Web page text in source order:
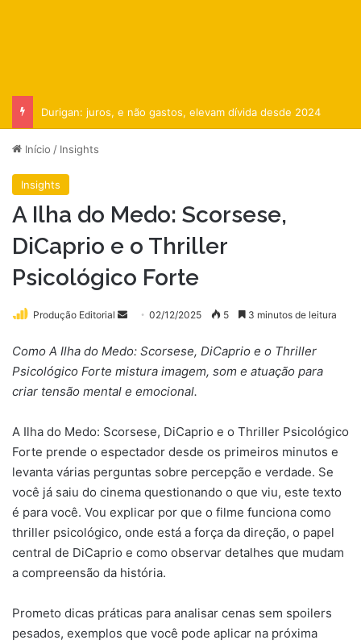
Durigan: juros, e não gastos, elevam dívida desde 2024
Início / Insights
Insights
A Ilha do Medo: Scorsese,
DiCaprio e o Thriller
Psicológico Forte
Produção Editorial
Mande
e-
mail
02/12/2025 5 3 minutos de leitura
Como A Ilha do Medo: Scorsese, DiCaprio e o Thriller
Psicológico Forte mistura imagem, som e atuação para
criar tensão mental e emocional.
A Ilha do Medo: Scorsese, DiCaprio e o Thriller Psicológico
Forte prende o espectador desde os primeiros minutos e
levanta várias perguntas sobre percepção e verdade. Se
você já saiu do cinema questionando o que viu, este texto
é para você. Vou explicar por que o filme funciona como
thriller psicológico, onde está a força da direção, o papel
central de DiCaprio e como observar detalhes que mudam
a compreensão da história.
Prometo dicas práticas para analisar cenas sem spoilers
pesados, exemplos que você pode aplicar na próxima